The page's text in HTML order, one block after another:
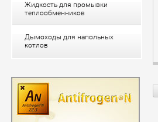
Жидкость для промывки
теплообменников
Дымоходы для напольных
котлов